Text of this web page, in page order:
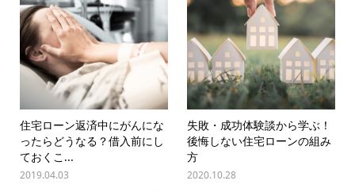
住宅ローン返済中にがんにな
ったらどうなる？借入前にし
ておくこ...
2019.04.03
失敗・成功体験談から学ぶ！
後悔しない住宅ローンの組み
方
2020.10.28